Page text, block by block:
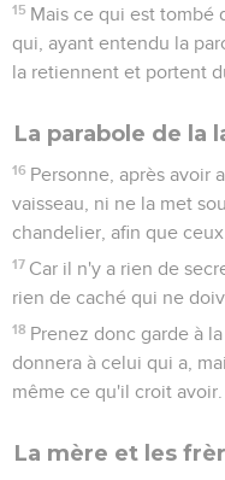
15 Mais ce qui est tombé
qui, ayant entendu la
la retiennent et portent
La parabole de la
16 Personne, après avoir
vaisseau, ni ne la met
chandelier, afin que
17 Car il n'y a rien de
rien de caché qui ne
18 Prenez donc garde à
donnera à celui qui a,
même ce qu'il croit avoir.
La mère et les